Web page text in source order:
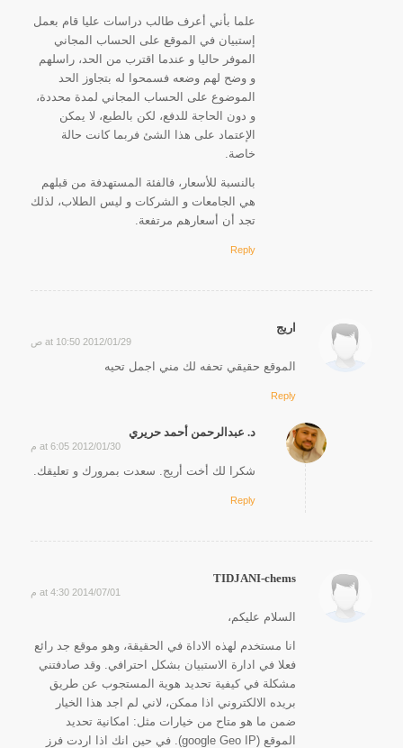
علما بأني أعرف طالب دراسات عليا قام بعمل
إستبيان في الموقع على الحساب المجاني
الموفر حاليا و عندما اقترب من الحد، راسلهم
و وضح لهم وضعه فسمحوا له بتجاوز الحد
الموضوع على الحساب المجاني لمدة محددة،
و دون الحاجة للدفع، لكن بالطبع، لا يمكن
الإعتماد على هذا الشئ فربما كانت حالة
خاصة.
بالنسبة للأسعار، فالفئة المستهدفة من قبلهم
هي الجامعات و الشركات و ليس الطلاب، لذلك
تجد أن أسعارهم مرتفعة.
Reply
اريج
2012/01/29 at 10:50 ص
الموقع حقيقي تحفه لك مني اجمل تحيه
Reply
د. عبدالرحمن أحمد حريري
2012/01/30 at 6:05 م
شكرا لك أخت أريج. سعدت بمرورك و تعليقك.
Reply
TIDJANI-chems
2014/07/01 at 4:30 م
السلام عليكم،
انا مستخدم لهذه الاداة في الحقيقة، وهو موقع جد رائع
فعلا في ادارة الاستبيان بشكل احترافي. وقد صادفتني
مشكلة في كيفية تحديد هوية المستجوب عن طريق
بريده الالكتروني اذا ممكن، لاني لم اجد هذا الخيار
ضمن ما هو متاح من خيارات مثل: امكانية تحديد
الموقع (google Geo IP). في حين انك اذا اردت فرز